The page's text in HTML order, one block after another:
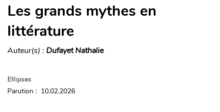
Les grands mythes en
littérature
Auteur(s) : Dufayet Nathalie
Ellipses
Parution : 10.02.2026